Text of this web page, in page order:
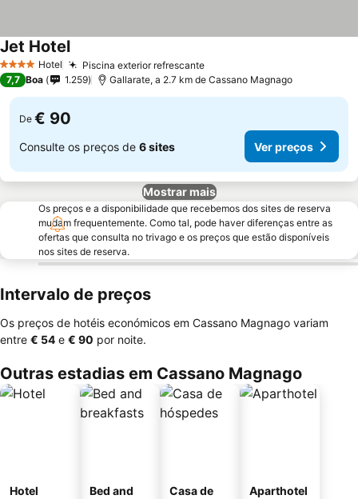
4 EstrelasHotel Piscina exterior refrescanteVer preços
Jet HotelVer preços
7,7 Boa 1.259 Gallarate, a 2.7 km de Cassano Magnago
De € 90
Consulte os preços de 6 sites Ver preços
Mostrar mais
Os preços e a disponibilidade que recebemos dos sites de reserva
mudam frequentemente. Como tal, pode haver diferenças entre as
ofertas que consulta no trivago e os preços que estão disponíveis
nos sites de reserva.
Intervalo de preços
Os preços de hotéis económicos em Cassano Magnago variam
entre ‎€ 54 e ‎€ 90 por noite.
Outras estadias em Cassano Magnago
Hotel
Bed and
Casa de
Aparthotel